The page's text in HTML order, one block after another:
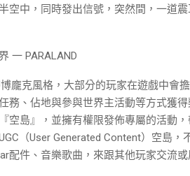
空中，同時發出信號，突然間，一道
一 PARALAND
博龐克風格，大部分的玩家在遊戲中會
務、佔地與參與世界主活動等方式獲
空島』，並擁有權限發佈專屬的活動
（User Generated Content）空島
配件、音樂歌曲，來跟其他玩家交流